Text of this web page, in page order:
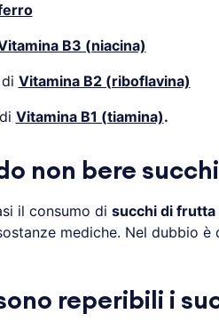
B3 (niacina)
Vitamina B2 (riboflavina)
Vitamina B1 (tiamina).
non bere
il consumo di succhi di frutta
mediche. Nel dubbio
reperibili i